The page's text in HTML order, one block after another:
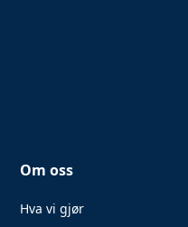
Om oss
Hva vi gjør